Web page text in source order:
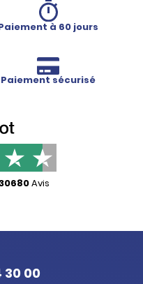
à 60 jours
Paiement sécurisé
Avis
30 00